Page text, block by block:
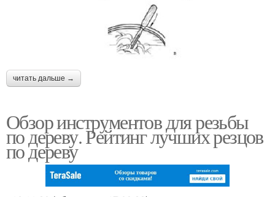
читать дальше →
Обзор инструментов для резьбы
по дереву. Рейтинг лучших резцов
по дереву